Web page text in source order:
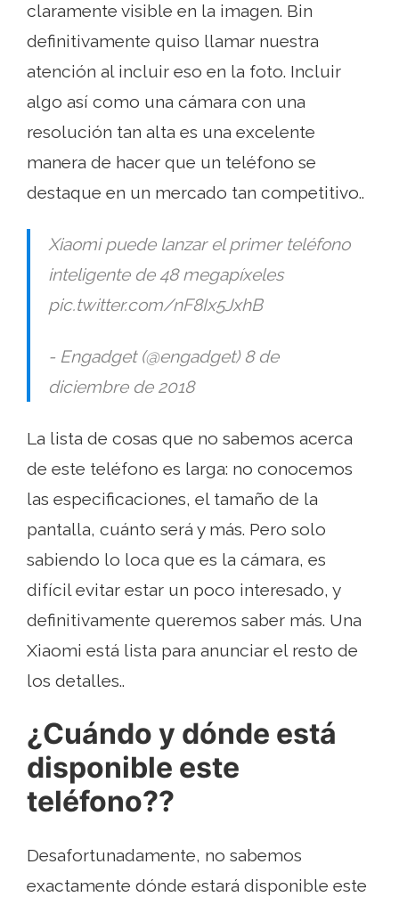
claramente visible en la imagen. Bin
definitivamente quiso llamar nuestra
atención al incluir eso en la foto. Incluir
algo así como una cámara con una
resolución tan alta es una excelente
manera de hacer que un teléfono se
destaque en un mercado tan competitivo..
Xiaomi puede lanzar el primer teléfono
inteligente de 48 megapíxeles
pic.twitter.com/nF8Ix5JxhB
- Engadget (@engadget) 8 de
diciembre de 2018
La lista de cosas que no sabemos acerca
de este teléfono es larga: no conocemos
las especificaciones, el tamaño de la
pantalla, cuánto será y más. Pero solo
sabiendo lo loca que es la cámara, es
difícil evitar estar un poco interesado, y
definitivamente queremos saber más. Una
Xiaomi está lista para anunciar el resto de
los detalles..
¿Cuándo y dónde está
disponible este
teléfono??
Desafortunadamente, no sabemos
exactamente dónde estará disponible este